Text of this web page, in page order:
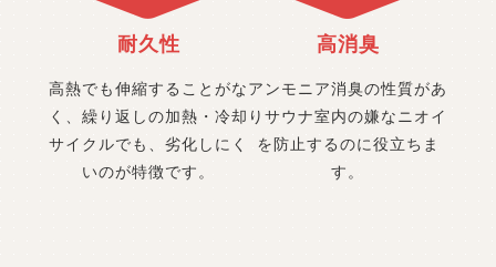
耐久性
高熱でも伸縮することがな
く、 繰り返しの加熱・冷却
サイクルでも、 劣化しにく
いのが特徴です。
高消臭
アンモニア消臭の性質があ
り サウナ室内の嫌なニオイ
を防止するのに役立ちま
す。